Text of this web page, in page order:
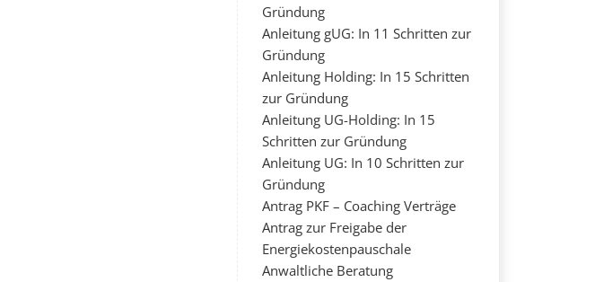
Gründung
Anleitung gUG: In 11 Schritten zur
Gründung
Anleitung Holding: In 15 Schritten
zur Gründung
Anleitung UG-Holding: In 15
Schritten zur Gründung
Anleitung UG: In 10 Schritten zur
Gründung
Antrag PKF – Coaching Verträge
Antrag zur Freigabe der
Energiekostenpauschale
Anwaltliche Beratung